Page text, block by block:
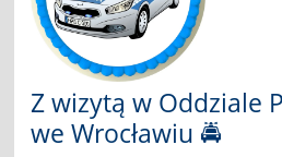
Z wizytą w Oddziale
we Wrocławiu 🚔